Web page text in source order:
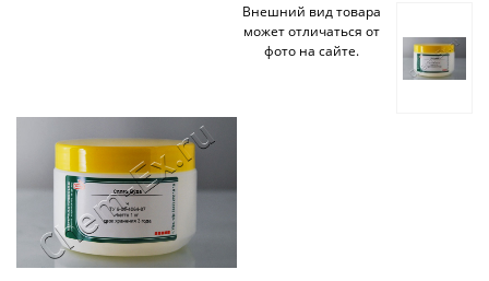
Внешний вид товара
может отличаться от
фото на сайте.